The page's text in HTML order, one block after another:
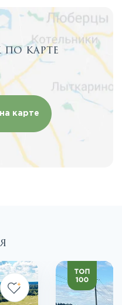
карте
карте